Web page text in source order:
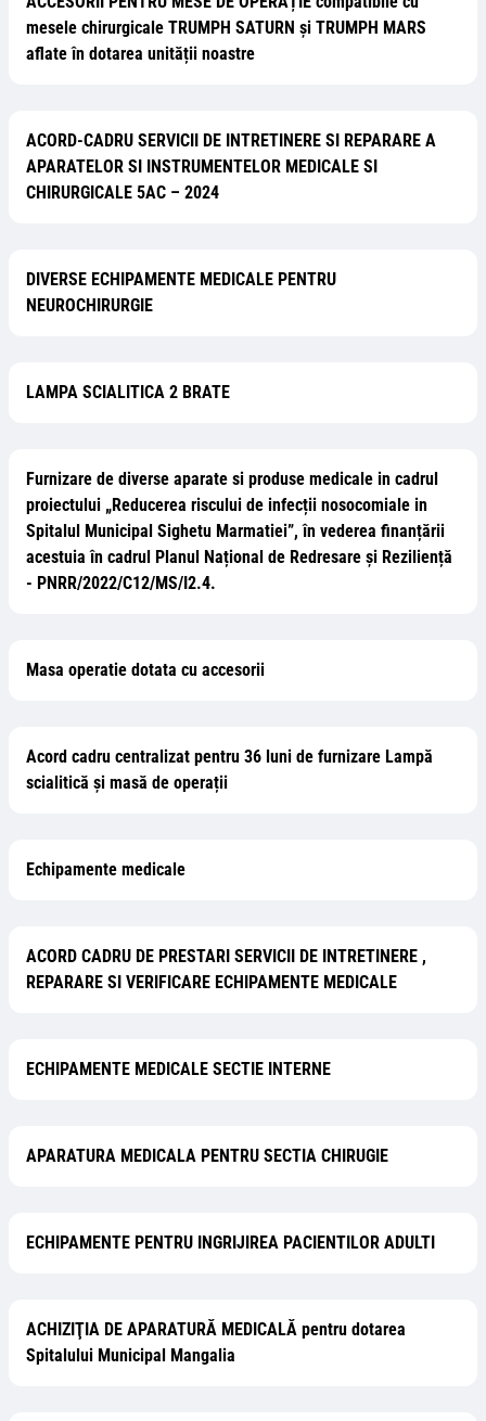
mesele chirurgicale TRUMPH SATURN și TRUMPH MARS
aflate în dotarea unității noastre
ACORD-CADRU SERVICII DE INTRETINERE SI REPARARE A
APARATELOR SI INSTRUMENTELOR MEDICALE SI
CHIRURGICALE 5AC – 2024
DIVERSE ECHIPAMENTE MEDICALE PENTRU
NEUROCHIRURGIE
LAMPA SCIALITICA 2 BRATE
Furnizare de diverse aparate si produse medicale in cadrul
proiectului „Reducerea riscului de infecții nosocomiale in
Spitalul Municipal Sighetu Marmatiei”, în vederea finanțării
acestuia în cadrul Planul Național de Redresare și Reziliență
- PNRR/2022/C12/MS/I2.4.
Masa operatie dotata cu accesorii
Acord cadru centralizat pentru 36 luni de furnizare Lampă
scialitică și masă de operații
Echipamente medicale
ACORD CADRU DE PRESTARI SERVICII DE INTRETINERE ,
REPARARE SI VERIFICARE ECHIPAMENTE MEDICALE
ECHIPAMENTE MEDICALE SECTIE INTERNE
APARATURA MEDICALA PENTRU SECTIA CHIRUGIE
ECHIPAMENTE PENTRU INGRIJIREA PACIENTILOR ADULTI
ACHIZIŢIA DE APARATURĂ MEDICALĂ pentru dotarea
Spitalului Municipal Mangalia